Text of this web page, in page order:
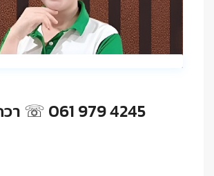
า ☏ 061 979 4245